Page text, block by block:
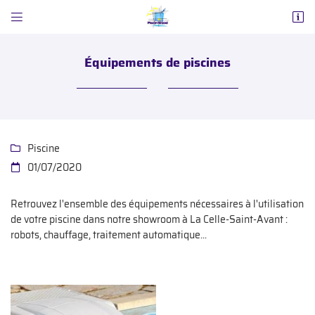
 
02 47 65 02 87
 Adresse email de réception
Rafraîchir le captcha
Équipements de piscines
 Piscine
 01/07/2020
Retrouvez l'ensemble des équipements nécessaires à l'utilisation
de votre piscine dans notre showroom à La Celle-Saint-Avant :
robots, chauffage, traitement automatique...